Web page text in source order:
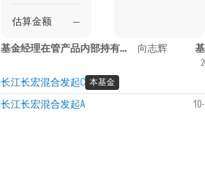
估算金额 —
基金经理在管产品内部持有信息 向志辉
长江长宏混合发起C 本基金
长江长宏混合发起A